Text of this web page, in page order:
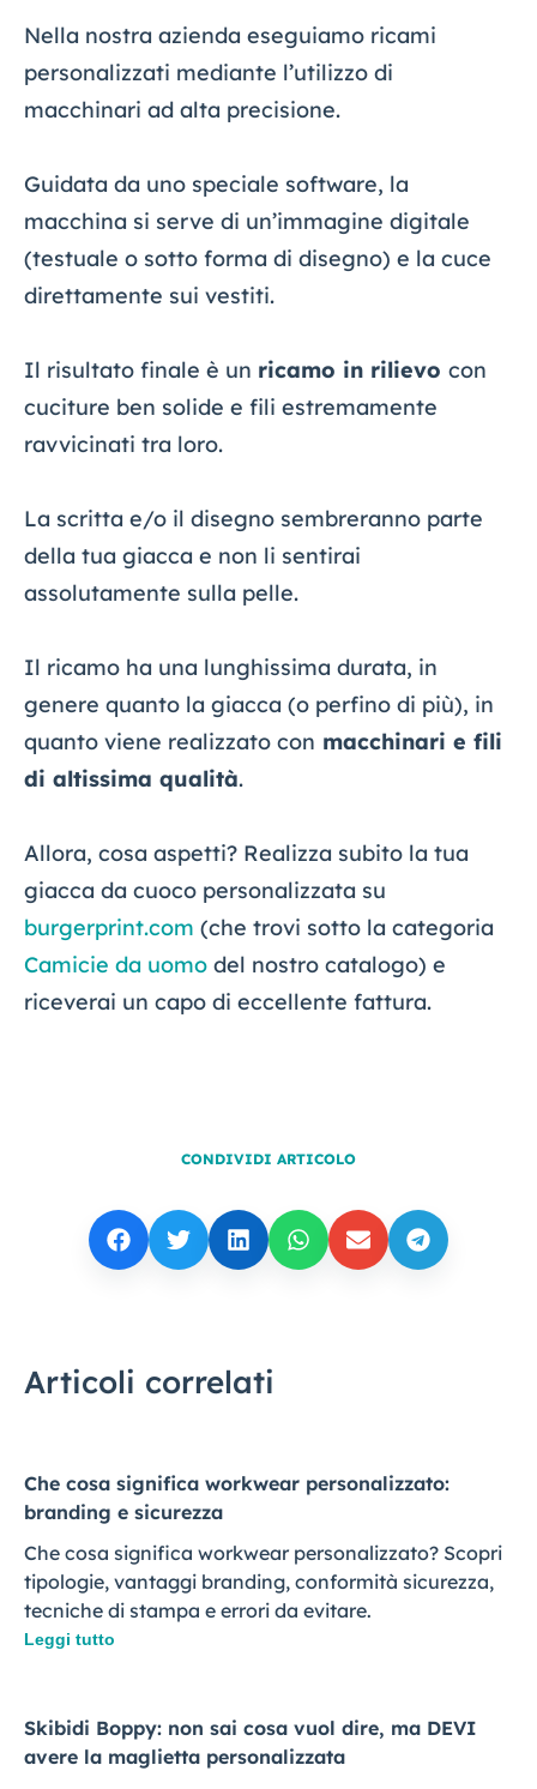
Nella nostra azienda eseguiamo ricami
personalizzati mediante l’utilizzo di
macchinari ad alta precisione.
Guidata da uno speciale software, la
macchina si serve di un’immagine digitale
(testuale o sotto forma di disegno) e la cuce
direttamente sui vestiti.
Il risultato finale è un ricamo in rilievo con
cuciture ben solide e fili estremamente
ravvicinati tra loro.
La scritta e/o il disegno sembreranno parte
della tua giacca e non li sentirai
assolutamente sulla pelle.
Il ricamo ha una lunghissima durata, in
genere quanto la giacca (o perfino di più), in
quanto viene realizzato con macchinari e fili
di altissima qualità.
Allora, cosa aspetti? Realizza subito la tua
giacca da cuoco personalizzata su
burgerprint.com (che trovi sotto la categoria
Camicie da uomo del nostro catalogo) e
riceverai un capo di eccellente fattura.
CONDIVIDI ARTICOLO
Articoli correlati
Che cosa significa workwear personalizzato:
branding e sicurezza
Che cosa significa workwear personalizzato? Scopri
tipologie, vantaggi branding, conformità sicurezza,
tecniche di stampa e errori da evitare.
Leggi tutto
Skibidi Boppy: non sai cosa vuol dire, ma DEVI
avere la maglietta personalizzata